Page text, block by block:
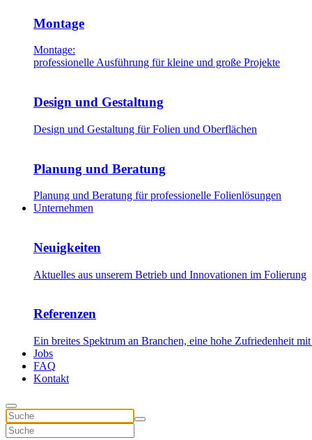
Montage
Montage:
professionelle Ausführung für kleine und große Projekte
Design und Gestaltung
Design und Gestaltung für Folien und Oberflächen
Planung und Beratung
Planung und Beratung für professionelle Folienlösungen
Unternehmen
Neuigkeiten
Aktuelles aus unserem Betrieb und Innovationen im Folierung
Referenzen
Ein breites Spektrum an Branchen, eine hohe Zufriedenheit
Jobs
FAQ
Kontakt